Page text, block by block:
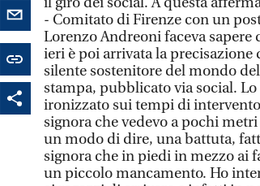
- Comitato di Firenze con un
Lorenzo Andreoni faceva
ieri è poi arrivata la
silente sostenitore del mondo
stampa, pubblicato via social.
ironizzato sui tempi di
signora che vedevo a pochi
un modo di dire, una battuta,
signora che in piedi in mezzo ai
un piccolo mancamento. Ho